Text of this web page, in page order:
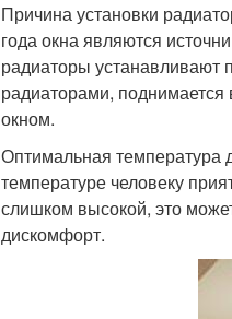
Причина установки
года окна являются
радиаторы устанавливают
радиаторами,
окном.
Оптимальная температура
температуре человеку
слишком высокой, это
дискомфорт.